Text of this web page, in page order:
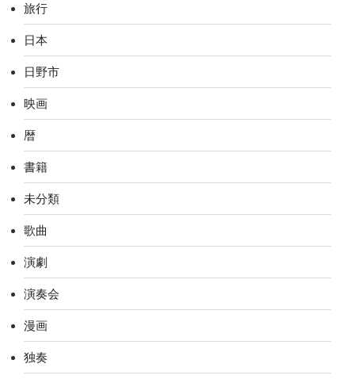
旅行
日本
日野市
映画
暦
書籍
未分類
歌曲
演劇
演奏会
漫画
独奏